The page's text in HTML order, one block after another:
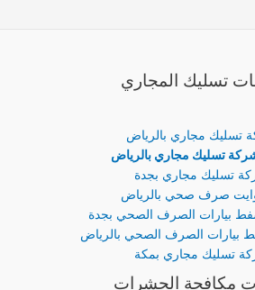
تسليك المجاري
تسليك مجاري بالرياض
تسليك مجاري بالرياض
تسليك مجاري بجدة
صرف صحي بالرياض
بيارات الصرف الصحي بجدة
بيارات الصرف الصحي بالرياض
تسليك مجاري بمكة
مكافحة الحشرات